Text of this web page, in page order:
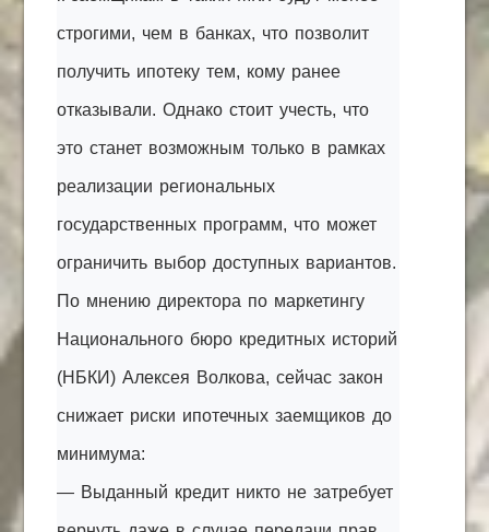
строгими, чем в банках, что позволит
получить ипотеку тем, кому ранее
отказывали. Однако стоит учесть, что
это станет возможным только в рамках
реализации региональных
государственных программ, что может
ограничить выбор доступных вариантов.
По мнению директора по маркетингу
Национального бюро кредитных историй
(НБКИ) Алексея Волкова, сейчас закон
снижает риски ипотечных заемщиков до
минимума:
— Выданный кредит никто не затребует